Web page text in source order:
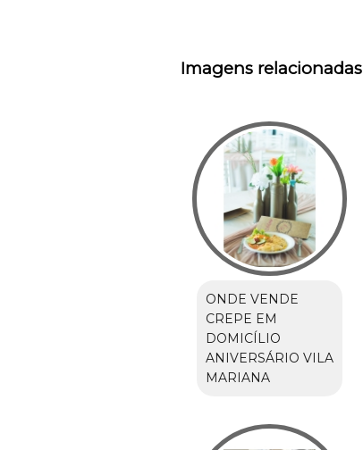
Imagens relacionadas
ONDE VENDE
CREPE EM
DOMICÍLIO
ANIVERSÁRIO VILA
MARIANA